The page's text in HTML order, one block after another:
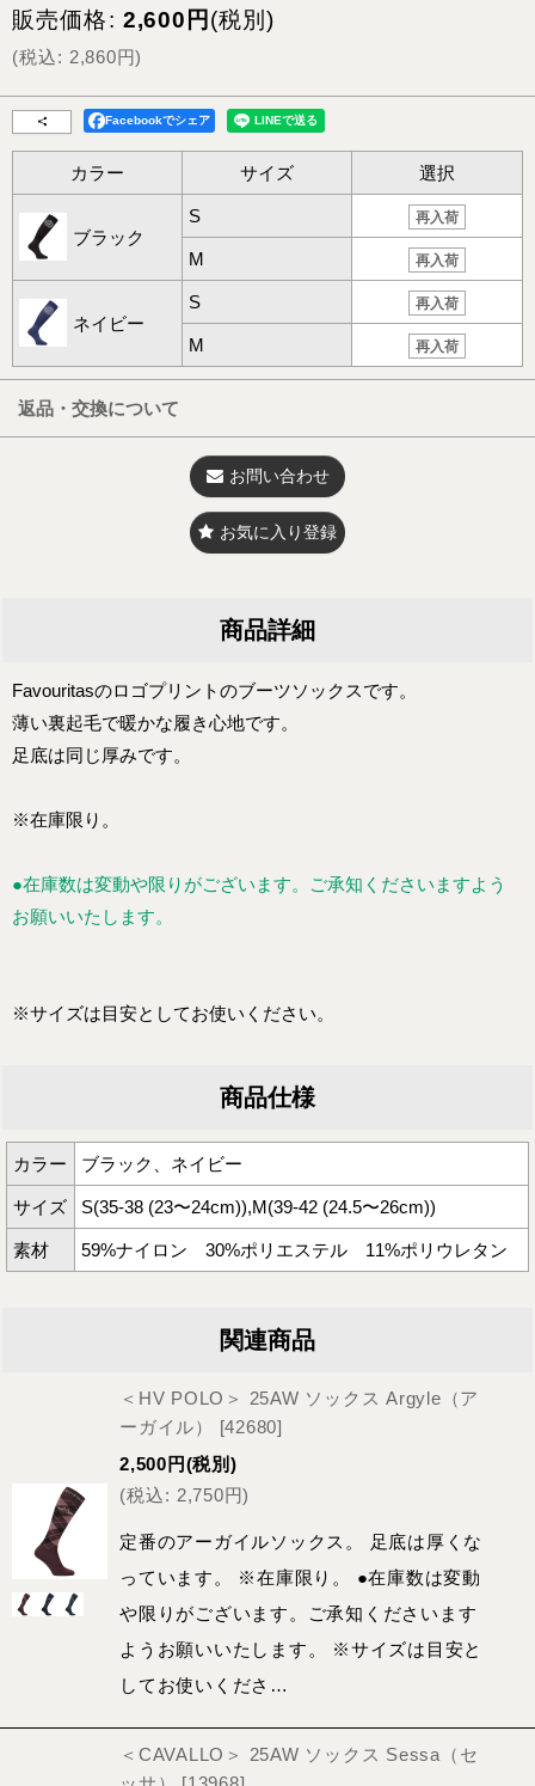
販売価格: 2,600 円 (税別)
(税込: 2,860円)
Facebookでシェア
カラー サイズ 選択
ブラック
S 再入荷
M 再入荷
ネイビー
S 再入荷
M 再入荷
返品・交換について
お問い合わせ
お気に入り登録
商品詳細
Favouritasのロゴプリントのブーツソックスです。
薄い裏起毛で暖かな履き心地です。
足底は同じ厚みです。
※在庫限り。
●在庫数は変動や限りがございます。ご承知くださいますよう
お願いいたします。
※サイズは目安としてお使いください。
商品仕様
カラー ブラック、ネイビー
サイズ S(35-38 (23〜24cm)),M(39-42 (24.5〜26cm))
素材 59%ナイロン 30%ポリエステル 11%ポリウレタン
関連商品
＜HV POLO＞ 25AW ソックス Argyle（ア
ーガイル）
[42680]
2,500 円(税別)
(税込: 2,750円)
定番のアーガイルソックス。 足底は厚くな
っています。 ※在庫限り。 ●在庫数は変動
や限りがございます。ご承知くださいます
ようお願いいたします。 ※サイズは目安と
してお使いくださ…
＜CAVALLO＞ 25AW ソックス Sessa（セ